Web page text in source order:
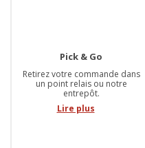
Pick & Go
Retirez votre commande dans
un point relais ou notre
entrepôt.
Lire plus